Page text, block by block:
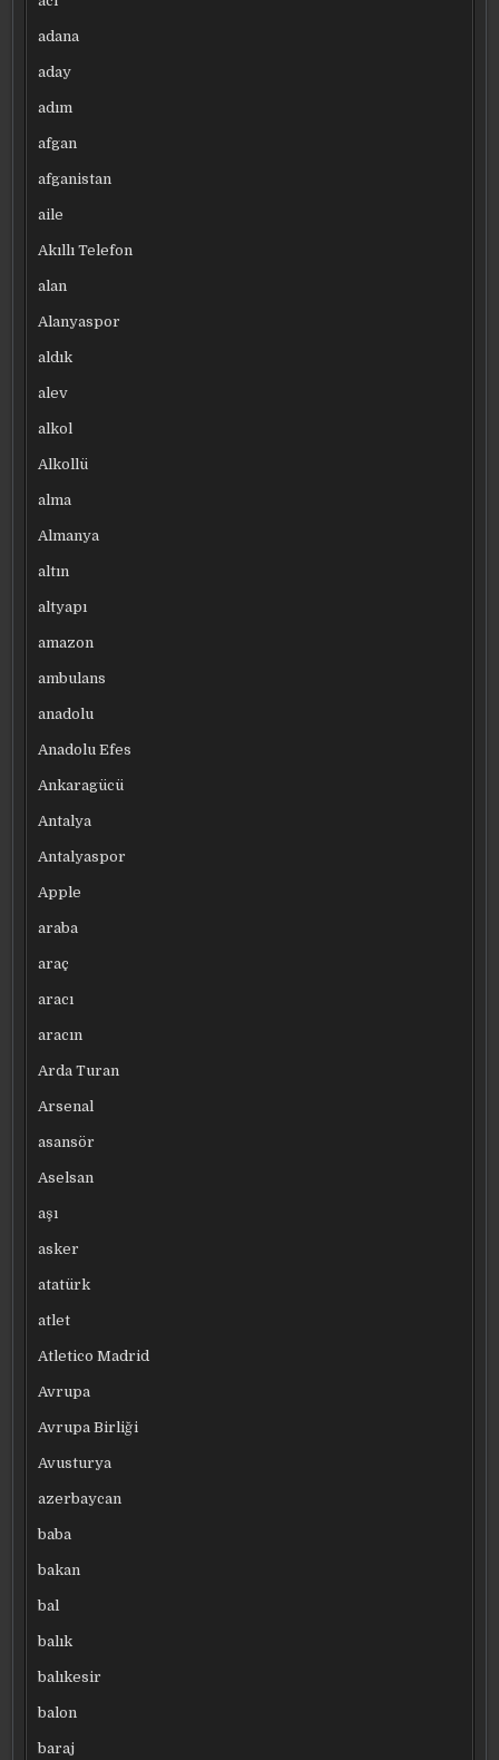
adana
aday
adım
afgan
afganistan
aile
Akıllı Telefon
alan
Alanyaspor
aldık
alev
alkol
Alkollü
alma
Almanya
altın
altyapı
amazon
ambulans
anadolu
Anadolu Efes
Ankaragücü
Antalya
Antalyaspor
Apple
araba
araç
aracı
aracın
Arda Turan
Arsenal
asansör
Aselsan
aşı
asker
atatürk
atlet
Atletico Madrid
Avrupa
Avrupa Birliği
Avusturya
azerbaycan
baba
bakan
bal
balık
balıkesir
balon
baraj